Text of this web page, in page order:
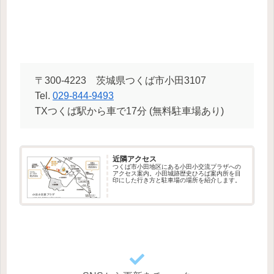
〒300-4223 茨城県つくば市小田3107
Tel. 029-844-9493
TXつくば駅から車で17分 (無料駐車場あり)
近隣アクセス
つくば市小田地区にある小田小交流プラザへの
アクセス案内。小田城跡歴史ひろば案内所を目
印にした行き方と駐車場の場所を紹介します。